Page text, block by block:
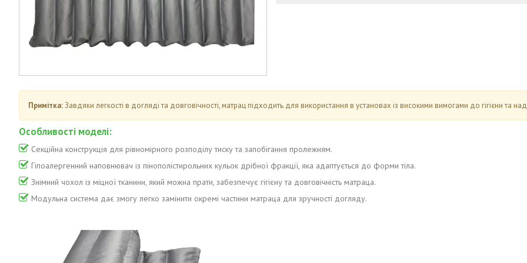
Примітка:Завдяки легкості в догляді та довговічності, матрац підходить для використання в установах із високими вимогами до гігієни та
Особливості моделі:
Секційна конструкція для рівномірного розподілу тиску та запобігання пролежням.
Гіпоалергенний наповнювач із пінополістирольних кульок дрібної фракції, яка адаптується до форми тіла.
Знімний чохол із міцної тканини, який можна прати, забезпечує гігієну та довговічність матраца.
Модульна система дає змогу легко замінити окремі частини матраца для зручності догляду.